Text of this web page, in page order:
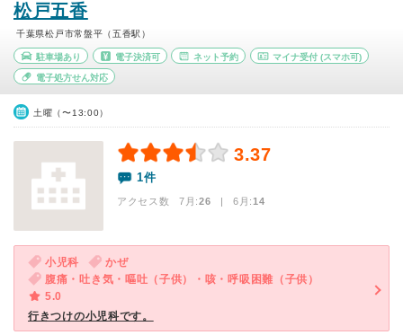
松戸五香
千葉県松戸市常盤平（五香駅）
駐車場あり 電子決済可 ネット予約 マイナ受付 (スマホ可)
電子処方せん対応
土曜（〜13:00）
3.37
1件
アクセス数 7月:26 | 6月:14
小児科
かぜ
腹痛・吐き気・嘔吐（子供）・咳・呼吸困難（子供）
5.0
行きつけの小児科です。